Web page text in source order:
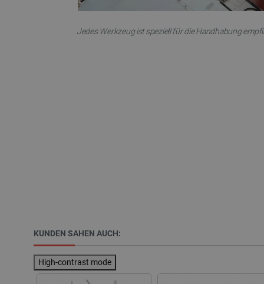
Jedes Werkzeug ist speziell für die Handhabung
KUNDEN SAHEN AUCH:
High-contrast mode
PrestaShop-